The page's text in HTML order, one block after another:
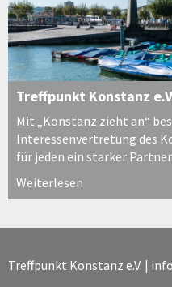
Treffpunkt Konstanz
Mit „Konstanz zieht an“
Interessenvertretung des
für jeden ein starker
Weiterlesen
Treffpunkt Konstanz e.V. |